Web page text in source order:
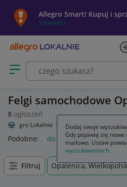
Allegro Smart! Kupuj i
Sprawdź »
Otwórz menu z kategoriami
Felgi samochodowe
8 ogłoszeń
Allegro Lokalnie Motoryzacja Opony i
Podobne: do samochodów
Filtruj Opalenica,
Dodaj swoje
Gdy pojawią się
mailowo. Ustaw
wyszukiwaniach.